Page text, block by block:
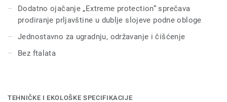
za proizvodnju posuda za hranu, a odobreni su i za
proizvodnju igračaka koje deca mogu da stavljaju u usta.
Kao i sve Tarkett kolekcije, proizvod je dodatno zaštićen
lakom „Extreme protection“, koji sprečava da prljavština
Dodatno ojačanje „Extreme protection“ sprečava
prodiranje prljavštine u dublje slojeve podne obloge
Jednostavno za ugradnju, održavanje i čišćenje
Bez ftalata
TEHNIČKE I EKOLOŠKE SPECIFIKACIJE